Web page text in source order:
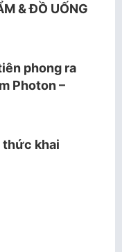
& ĐỒ UỐNG
phong ra
Photon –
thức khai